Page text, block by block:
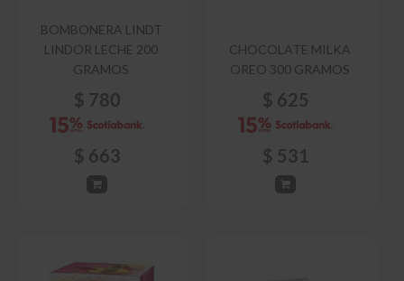
BOMBONERA LINDT
LINDOR LECHE 200
GRAMOS
$ 780
$ 663
CHOCOLATE MILKA
OREO 300 GRAMOS
$ 625
$ 531